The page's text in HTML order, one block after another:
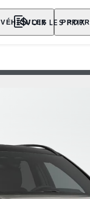
VÉHICULESVOIR LES PRIX